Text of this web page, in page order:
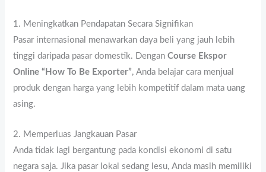
1. Meningkatkan Pendapatan Secara Signifikan
Pasar internasional menawarkan daya beli yang jauh lebih
tinggi daripada pasar domestik. DenganCourse Ekspor
Online “How To Be Exporter”, Anda belajar cara menjual
produk dengan harga yang lebih kompetitif dalam mata uang
asing.
2. Memperluas Jangkauan Pasar
Anda tidak lagi bergantung pada kondisi ekonomi di satu
negara saja. Jika pasar lokal sedang lesu, Anda masih memiliki